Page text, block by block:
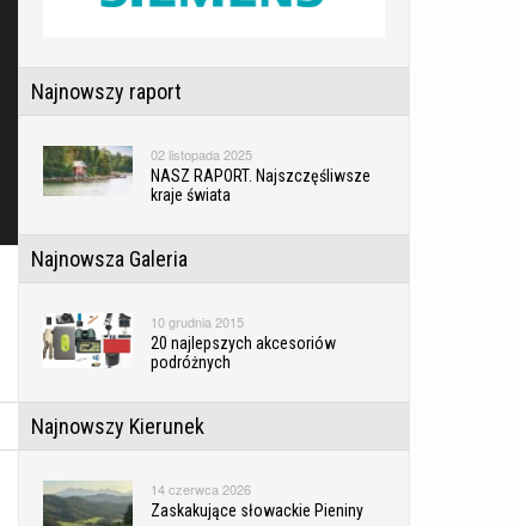
Najnowszy raport
02 listopada 2025
NASZ RAPORT. Najszczęśliwsze
kraje świata
Najnowsza Galeria
10 grudnia 2015
20 najlepszych akcesoriów
podróżnych
Najnowszy Kierunek
14 czerwca 2026
Zaskakujące słowackie Pieniny